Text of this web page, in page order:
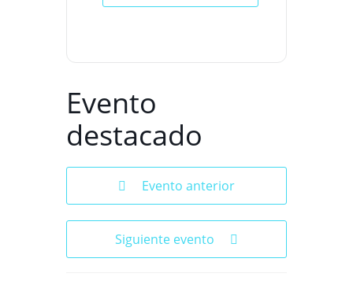
Evento
destacado
Evento anterior
Siguiente evento